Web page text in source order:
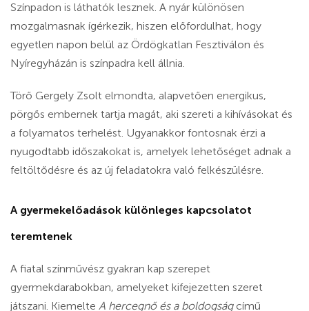
Színpadon is láthatók lesznek. A nyár különösen
mozgalmasnak ígérkezik, hiszen előfordulhat, hogy
egyetlen napon belül az Ördögkatlan Fesztiválon és
Nyíregyházán is színpadra kell állnia.
Törő Gergely Zsolt elmondta, alapvetően energikus,
pörgős embernek tartja magát, aki szereti a kihívásokat és
a folyamatos terhelést. Ugyanakkor fontosnak érzi a
nyugodtabb időszakokat is, amelyek lehetőséget adnak a
feltöltődésre és az új feladatokra való felkészülésre.
A gyermekelőadások különleges kapcsolatot
teremtenek
A fiatal színművész gyakran kap szerepet
gyermekdarabokban, amelyeket kifejezetten szeret
játszani. Kiemelte A hercegnő és a boldogságcímű